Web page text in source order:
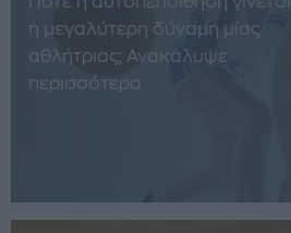
η μεγαλύτερη δύναμη μίας
αθλήτριας; Ανακάλυψε
περισσότερα